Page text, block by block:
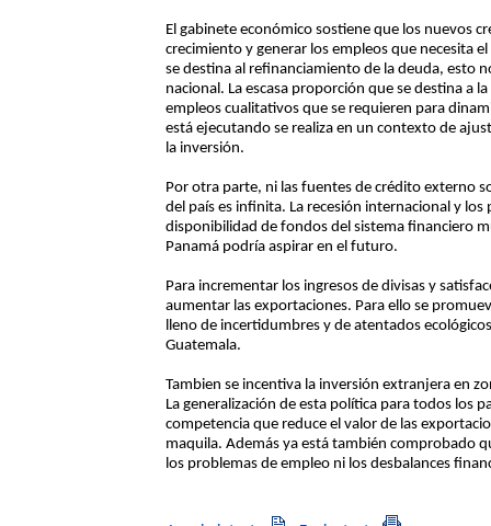
El gabinete económico sostiene que los nuevos
crecimiento y generar los empleos que necesita
se destina al refinanciamiento de la deuda, esto
nacional. La escasa proporción que se destina a
empleos cualitativos que se requieren para
está ejecutando se realiza en un contexto de
la inversión.
Por otra parte, ni las fuentes de crédito externo
del país es infinita. La recesión internacional y
disponibilidad de fondos del sistema financiero
Panamá podría aspirar en el futuro.
Para incrementar los ingresos de divisas y
aumentar las exportaciones. Para ello se
lleno de incertidumbres y de atentados
Guatemala.
Tambien se incentiva la inversión extranjera en
La generalización de esta política para todos los
competencia que reduce el valor de las
maquila. Además ya está también comprobado
los problemas de empleo ni los desbalances